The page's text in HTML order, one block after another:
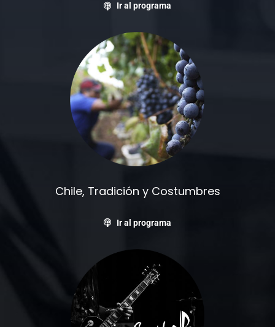
Ir al programa
Chile, Tradición y Costumbres
Ir al programa